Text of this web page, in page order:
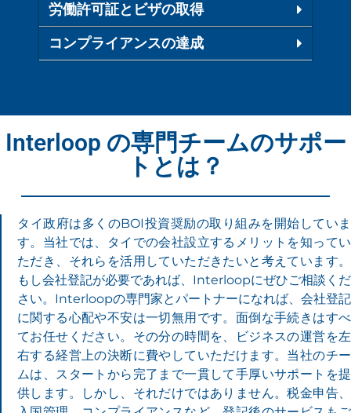
労働許可証とビザの取得​
コンプライアンスの達成
Interloop の専門チームのサポー
トとは？​
タイ政府は多くのBOI投資奨励の取り組みを開始していま
す。当社では、タイでの会社設立するメリットを知ってい
ただき、それらを活用していただきたいと考えています。
もし会社登記が必要であれば、Interloopにぜひご相談くだ
さい。Interloopの専門家とパートナーになれば、会社登記
に関する心配や不安は一切無用です。面倒な手続きはすべ
てお任せください。その分の時間を、ビジネスの運営を左
右する経営上の決断に費やしていただけます。当社のチー
ムは、スタートから完了まで一貫して手厚いサポートを提
供します。しかし、それだけではありません。税金申告、